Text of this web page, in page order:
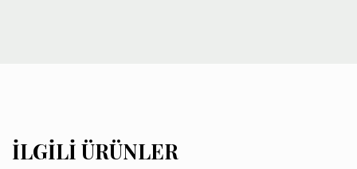
İLGILI ÜRÜNLER